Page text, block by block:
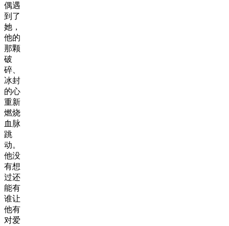
偶遇
到了
她，
他的
那颗
破
碎、
冰封
的心
重新
燃烧
血脉
跳
动。
他没
有想
过还
能有
谁让
他有
对爱